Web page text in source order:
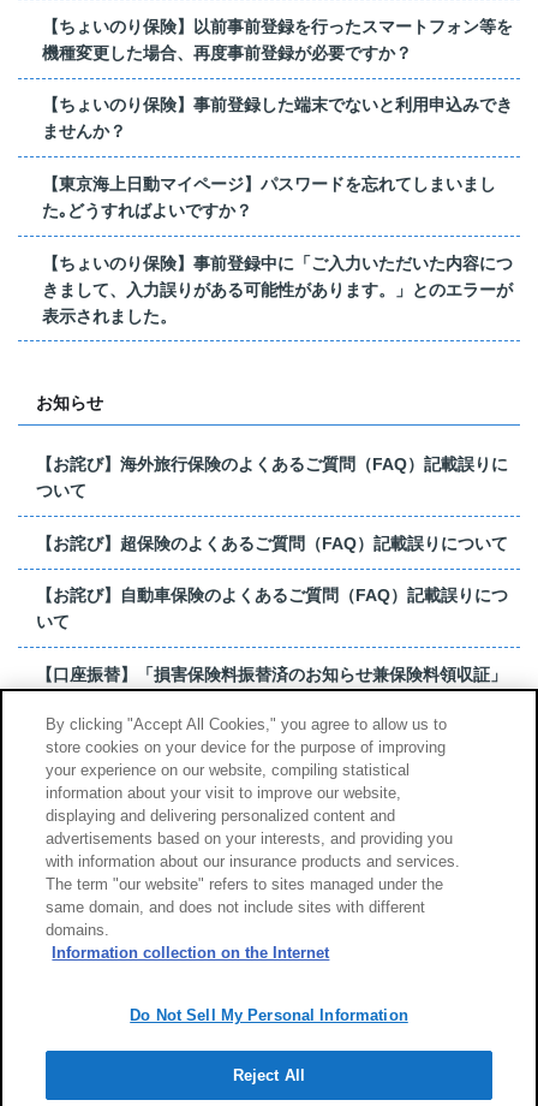
【ちょいのり保険】以前事前登録を行ったスマートフォン等を
機種変更した場合、再度事前登録が必要ですか？
【ちょいのり保険】事前登録した端末でないと利用申込みでき
ませんか？
【東京海上日動マイページ】パスワードを忘れてしまいまし
た｡どうすればよいですか？
【ちょいのり保険】事前登録中に「ご入力いただいた内容につ
きまして、入力誤りがある可能性があります。」とのエラーが
表示されました。
お知らせ
【お詫び】海外旅行保険のよくあるご質問（FAQ）記載誤りに
ついて
【お詫び】超保険のよくあるご質問（FAQ）記載誤りについて
【お詫び】自動車保険のよくあるご質問（FAQ）記載誤りにつ
いて
【口座振替】「損害保険料振替済のお知らせ兼保険料領収証」
【お詫び】超保険のよくあるご質問（FAQ）記載誤りについて
もっと見る
サイトのご利用について
勧誘方針
Copyright (c) Tokio Marine & Nichido Fire Insurance Co., Ltd.
By clicking "Accept All Cookies," you agree to allow us to
store cookies on your device for the purpose of improving
your experience on our website, compiling statistical
information about your visit to improve our website,
displaying and delivering personalized content and
advertisements based on your interests, and providing you
with information about our insurance products and services.
The term "our website" refers to sites managed under the
same domain, and does not include sites with different
domains.
Information collection on the Internet
Do Not Sell My Personal Information
Reject All